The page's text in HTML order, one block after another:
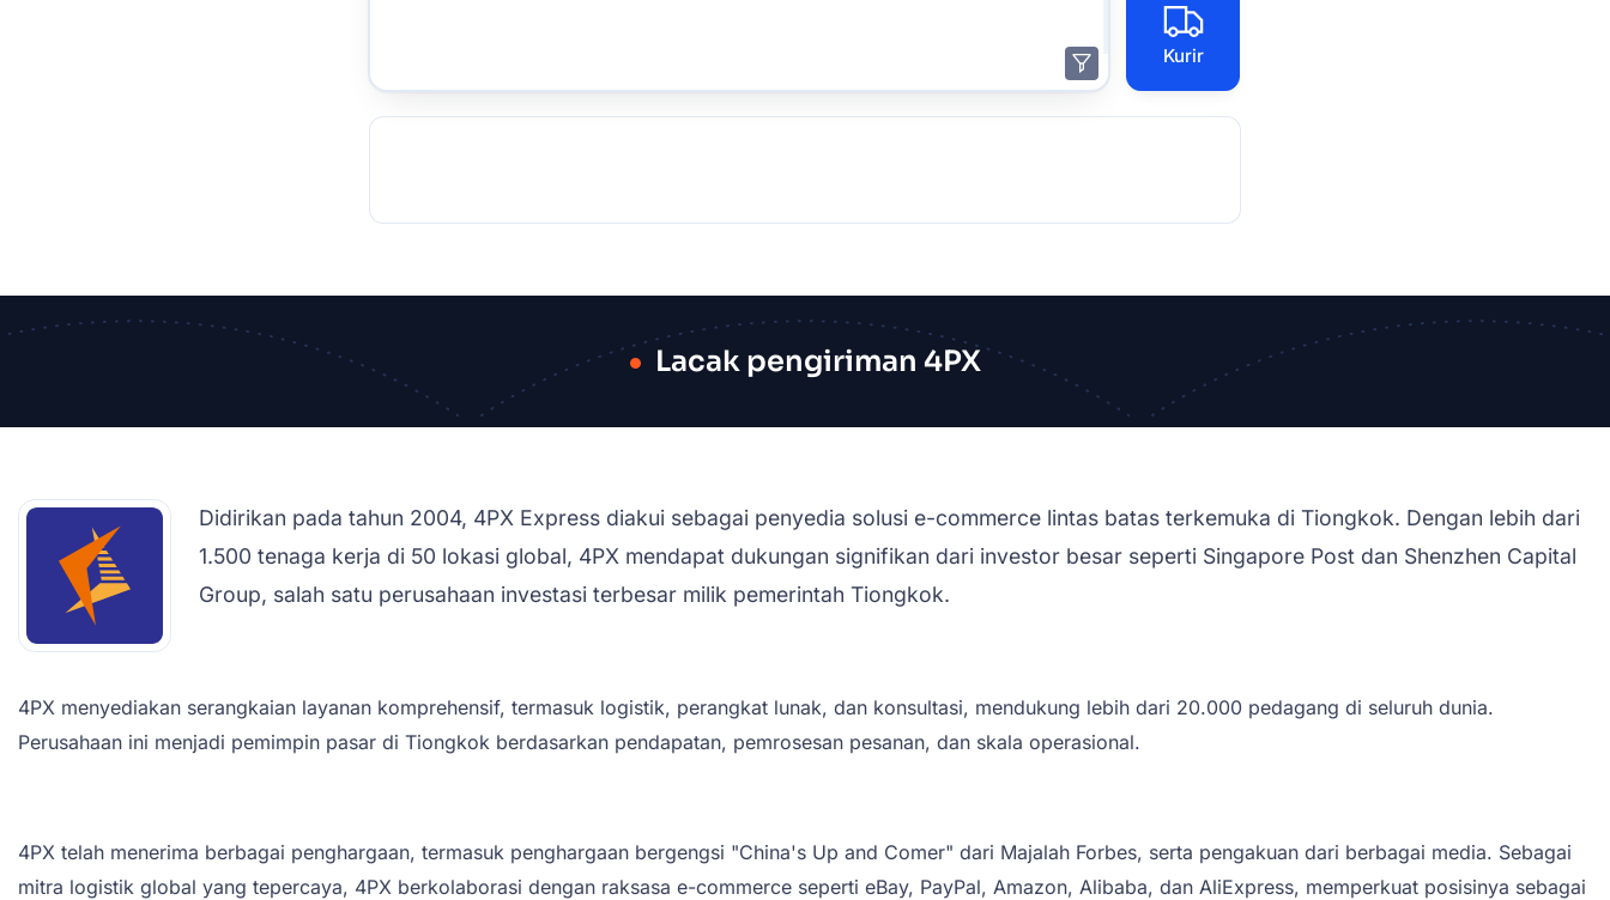
Kurir
Lacak pengiriman 4PX
Didirikan pada tahun 2004, 4PX Express diakui sebagai penyedia solusi e-commerce lintas batas terkemuka di Tiongkok. Dengan lebih dari
1.500 tenaga kerja di 50 lokasi global, 4PX mendapat dukungan signifikan dari investor besar seperti Singapore Post dan Shenzhen Capital
Group, salah satu perusahaan investasi terbesar milik pemerintah Tiongkok.
4PX menyediakan serangkaian layanan komprehensif, termasuk logistik, perangkat lunak, dan konsultasi, mendukung lebih dari 20.000 pedagang di seluruh dunia.
Perusahaan ini menjadi pemimpin pasar di Tiongkok berdasarkan pendapatan, pemrosesan pesanan, dan skala operasional.
4PX telah menerima berbagai penghargaan, termasuk penghargaan bergengsi "China's Up and Comer" dari Majalah Forbes, serta pengakuan dari berbagai media. Sebagai
mitra logistik global yang tepercaya, 4PX berkolaborasi dengan raksasa e-commerce seperti eBay, PayPal, Amazon, Alibaba, dan AliExpress, memperkuat posisinya sebagai